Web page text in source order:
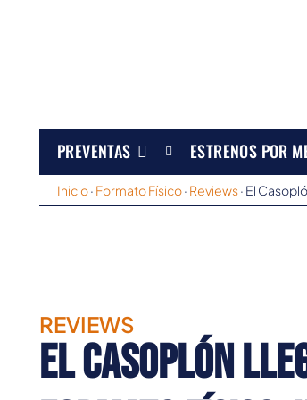
PREVENTAS ESTRENOS POR
Inicio· Formato Físico· Reviews· El
REVIEWS
El Casoplón